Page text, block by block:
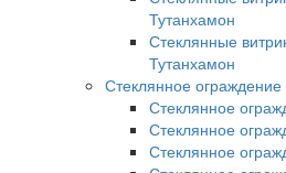
Тутанхамон
Стеклянные
Тутанхамон
Стеклянное ограждение
Стеклянное
Стеклянное
Стеклянное